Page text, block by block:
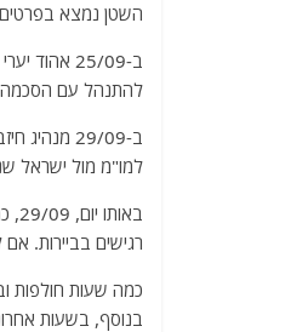
at
s
A
p
p
e
g
ra
m
השטן נמצא
ב-25/09
להתנהל עם
ב-29/09
למו"מ מול ישראל
רגישים בביירות. אם לפני 4/08 בודדים בלבנון היו שמים לב לפרסום כזה, אחרי הפיצוץ המחריד,
כמה שעות חולפות
בנוסף, בשעות